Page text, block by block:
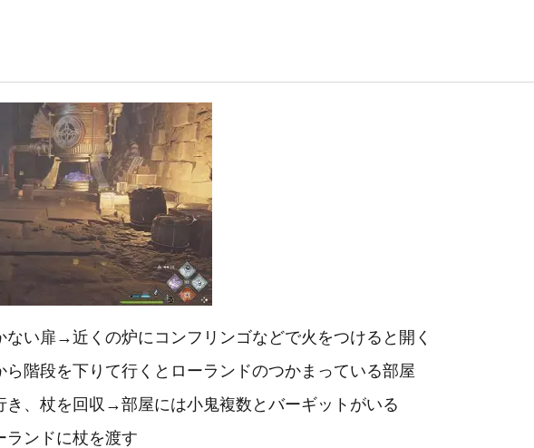
ない扉→近くの炉にコンフリンゴなどで火をつけると開く
ら階段を下りて行くとローランドのつかまっている部屋
き、杖を回収→部屋には小鬼複数とバーギットがいる
ランドに杖を渡す